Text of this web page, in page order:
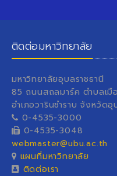
ติดต่อมหาวิทยาลัย
มหาวิทยาลัยอุบลราชธานี
85 ถนนสถลมาร์ค ตำบลเมื
อำเภอวารินชำราบ จังหวัดอุ
0-4535-3000
0-4535-3048
webmaster@ubu.ac.th
แผนที่มหาวิทยาลัย
ติดต่อเรา